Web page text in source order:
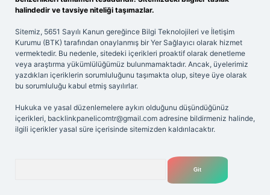
halindedir ve tavsiye niteliği taşımazlar.
Sitemiz, 5651 Sayılı Kanun gereğince Bilgi Teknolojileri ve İletişim
Kurumu (BTK) tarafından onaylanmış bir Yer Sağlayıcı olarak hizmet
vermektedir. Bu nedenle, sitedeki içerikleri proaktif olarak denetleme
veya araştırma yükümlülüğümüz bulunmamaktadır. Ancak, üyelerimiz
yazdıkları içeriklerin sorumluluğunu taşımakta olup, siteye üye olarak
bu sorumluluğu kabul etmiş sayılırlar.
Hukuka ve yasal düzenlemelere aykırı olduğunu düşündüğünüz
içerikleri, backlinkpanelicomtr@gmail.com adresine bildirmeniz halinde,
ilgili içerikler yasal süre içerisinde sitemizden kaldırılacaktır.